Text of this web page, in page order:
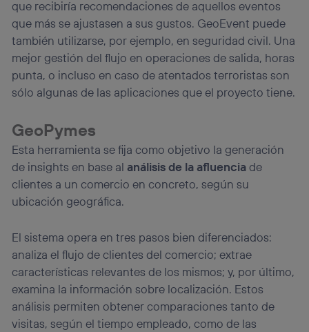
que recibiría recomendaciones de aquellos eventos
que más se ajustasen a sus gustos. GeoEvent puede
también utilizarse, por ejemplo, en seguridad civil. Una
mejor gestión del flujo en operaciones de salida, horas
punta, o incluso en caso de atentados terroristas son
sólo algunas de las aplicaciones que el proyecto tiene.
GeoPymes
Esta herramienta se fija como objetivo la generación
de insights en base al análisis de la afluenciade
clientes a un comercio en concreto, según su
ubicación geográfica.
El sistema opera en tres pasos bien diferenciados:
analiza el flujo de clientes del comercio; extrae
características relevantes de los mismos; y, por último,
examina la información sobre localización. Estos
análisis permiten obtener comparaciones tanto de
visitas, según el tiempo empleado, como de las